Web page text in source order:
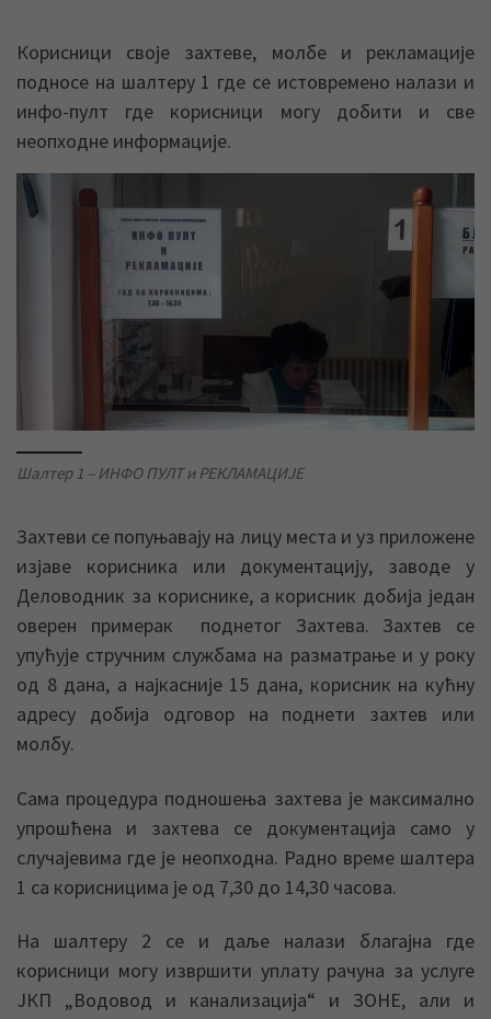
Корисници своје захтеве, молбе и рекламације
подносе на шалтеру 1 где се истовремено налази и
инфо-пулт где корисници могу добити и све
неопходне информације.
Шалтер 1 – ИНФО ПУЛТ и РЕКЛАМАЦИЈЕ
Захтеви се попуњавају на лицу места и уз приложене
изјаве корисника или документацију, заводе у
Деловодник за кориснике, а корисник добија један
оверен примерак поднетог Захтева. Захтев се
упућује стручним службама на разматрање и у року
од 8 дана, а најкасније 15 дана, корисник на кућну
адресу добија одговор на поднети захтев или
молбу.
Сама процедура подношења захтева је максимално
упрошћена и захтева се документација само у
случајевима где је неопходна. Радно време шалтера
1 са корисницима је од 7,30 до 14,30 часова.
На шалтеру 2 се и даље налази благајна где
корисници могу извршити уплату рачуна за услуге
ЈКП „Водовод и канализација“ и ЗОНЕ, али и